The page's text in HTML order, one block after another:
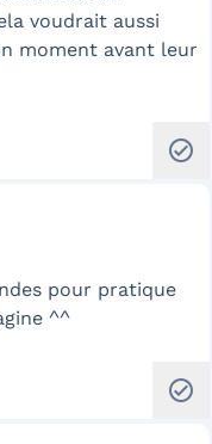
voudrait aussi
moment avant leur
check_circle
pour pratique
^^
check_circle